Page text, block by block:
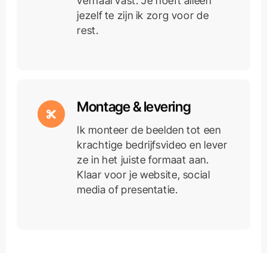
jezelf te zijn ik zorg voor de
rest.
Montage & levering
Ik monteer de beelden tot een
krachtige bedrijfsvideo en lever
ze in het juiste formaat aan.
Klaar voor je website, social
media of presentatie.